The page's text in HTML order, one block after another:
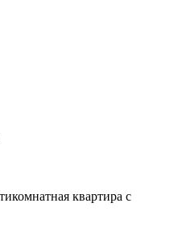
квартира с